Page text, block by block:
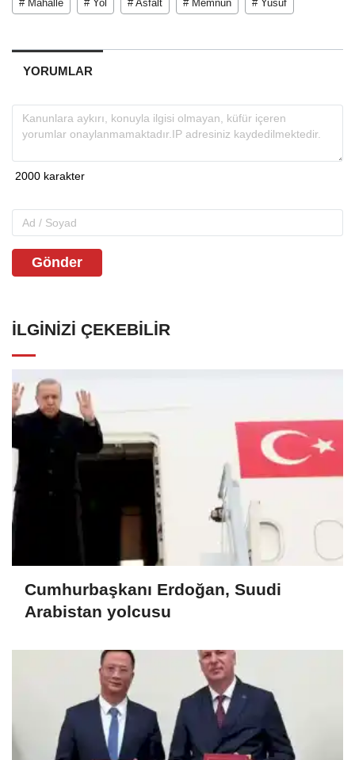
# Mahalle # Yol # Asfalt # Memnun # Yusuf
YORUMLAR
Gönder
İLGINIZI ÇEKEBILIR
Cumhurbaşkanı Erdoğan, Suudi
Arabistan yolcusu